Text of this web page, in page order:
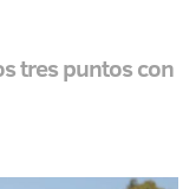
tres puntos con